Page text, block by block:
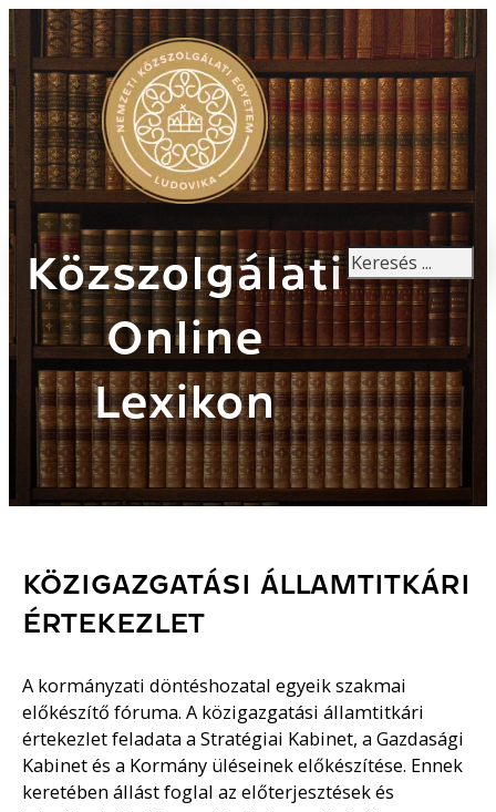
Közszolgálati
Online
Lexikon
Keresés
KÖZIGAZGATÁSI ÁLLAMTITKÁRI
ÉRTEKEZLET
A kormányzati döntéshozatal egyeik szakmai
előkészítő fóruma. A közigazgatási államtitkári
értekezlet feladata a Stratégiai Kabinet, a Gazdasági
Kabinet és a Kormány üléseinek előkészítése. Ennek
keretében állást foglal az előterjesztések és